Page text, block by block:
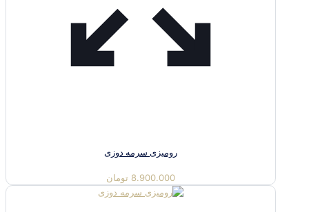
رومیزی سرمه دوزی
8.900.000 تومان